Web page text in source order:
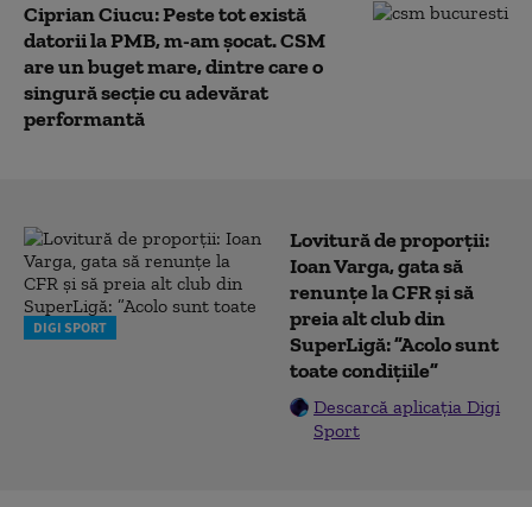
Ciprian Ciucu: Peste tot există
datorii la PMB, m-am șocat. CSM
are un buget mare, dintre care o
singură secţie cu adevărat
performantă
DIGI SPORT
Lovitură de proporții:
Ioan Varga, gata să
renunțe la CFR și să
preia alt club din
SuperLigă: ”Acolo sunt
toate condițiile”
Descarcă aplicația Digi
Sport